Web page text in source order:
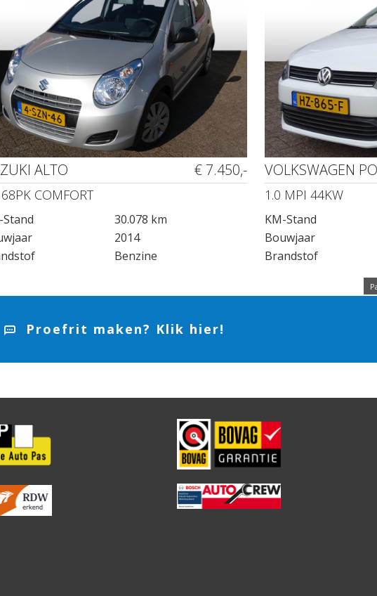
ALTO € 7.450,-
COMFORT
Stand
30.078 km
2014
Benzine
VOLKSWAGEN
1.0 MPI 44KW
KM-Stand
Bouwjaar
Brandstof
Proefrit maken? Klik hier!